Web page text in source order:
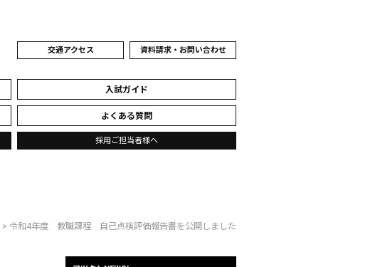
交通アクセス 資料請求・お問い合わせ
入試ガイド
よくある質問
採用ご担当者様へ
> 令和4年度 教職課程 自己点検評価報告書を公開しました